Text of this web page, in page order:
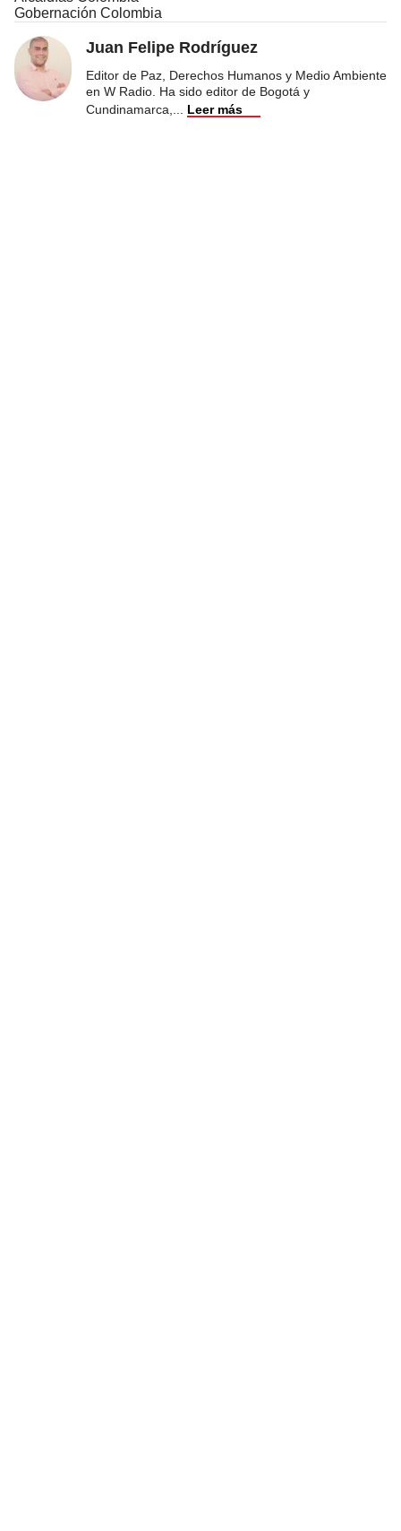
Gobernación Colombia
Juan Felipe Rodríguez
Editor de Paz, Derechos Humanos y Medio Ambiente
en W Radio. Ha sido editor de Bogotá y
Cundinamarca,
Leer más